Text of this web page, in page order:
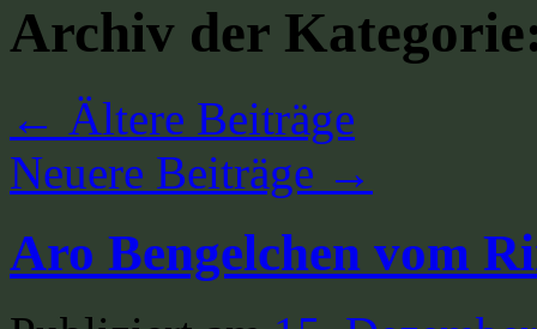
Archiv der
← Ältere Beiträge
Neuere Beiträge →
Aro Bengelchen vom